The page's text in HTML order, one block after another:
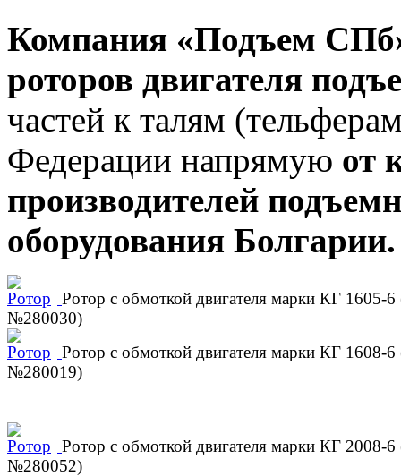
Компания «Подъем
роторов двигателя
частей к талям
Федерации напрямую от
производителей
оборудования Болгарии.
Ротор с обмоткой двигателя марки КГ 1605-6
№280030)
Ротор с обмоткой двигателя марки КГ 1608-6
№280019)
Ротор с обмоткой двигателя марки КГ 2008-6
№280052)